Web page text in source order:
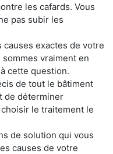
les cafards. Vous
pas subir les
exactes de votre
vraiment en
cette question.
de tout le bâtiment
de déterminer
le traitement le
de solution qui vous
causes de votre